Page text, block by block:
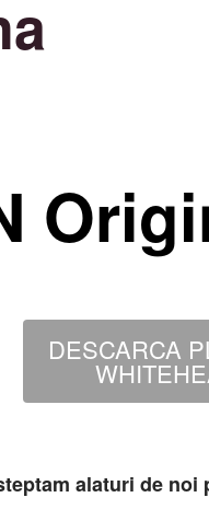
DESCARCA
alaturi de noi